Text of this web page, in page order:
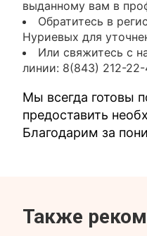
выданному вам в
Обратитесь в
Нуриевых для
Или свяжитесь с
линии: 8(843) 212-22-
Мы всегда готовы
предоставить
Благодарим за
Также